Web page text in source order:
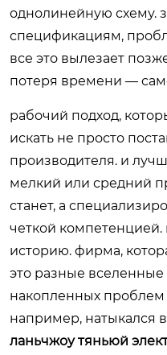
однолинейную схему.
спецификациям,
все это вылезает
потеря времени —
рабочий подход,
искать не просто
производителя. и
мелкий или средний
станет, а
четкой компетенцией.
историю. фирма,
это разные вселенные
накопленных проблем
например, натыкался
ланьчжоу тяньюй